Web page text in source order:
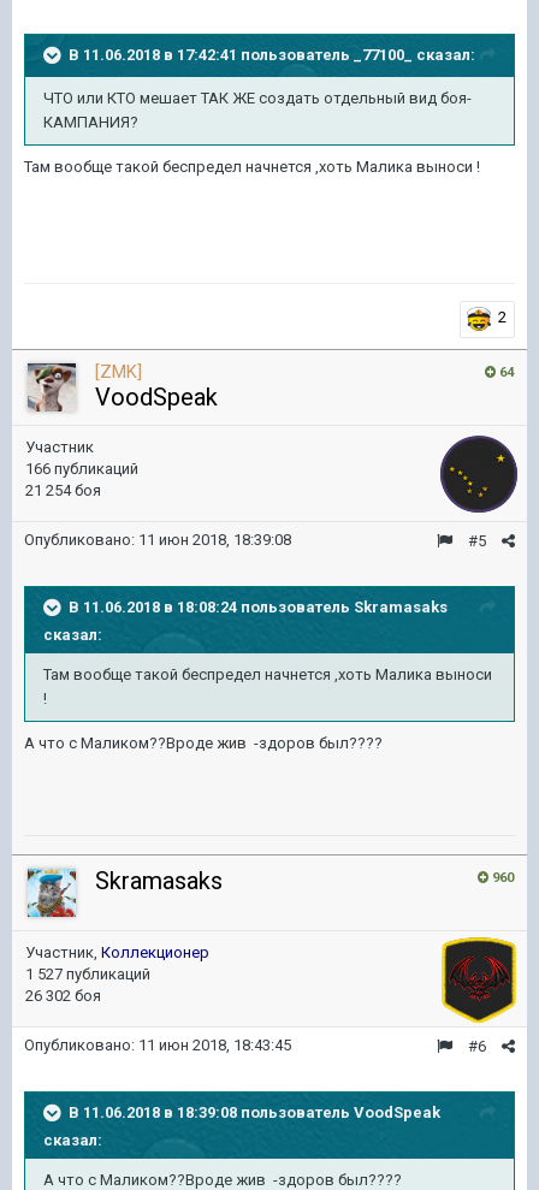
В 11.06.2018 в 17:42:41 пользователь _77100_ сказал:
ЧТО или КТО мешает ТАК ЖЕ создать отдельный вид боя-
КАМПАНИЯ?
Там вообще такой беспредел начнется ,хоть Малика выноси !
2
64
[ZMK]
VoodSpeak
Участник
166 публикаций
21 254 боя
#5
Опубликовано: 11 июн 2018, 18:39:08
В 11.06.2018 в 18:08:24 пользователь Skramasaks
сказал:
Там вообще такой беспредел начнется ,хоть Малика выноси
!
А что с Маликом??Вроде жив -здоров был????
960
Skramasaks
Участник, Коллекционер
1 527 публикаций
26 302 боя
#6
Опубликовано: 11 июн 2018, 18:43:45
В 11.06.2018 в 18:39:08 пользователь VoodSpeak
сказал:
А что с Маликом??Вроде жив -здоров был????